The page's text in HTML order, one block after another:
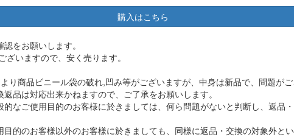
購入はこちら
をお願いします。
いますので、安く売ります。
り商品ビニール袋の破れ,凹み等がございますが、中身は新品で、問題がご
品は対応出来かねますので、ご了承をお願いします。
なご使用目的のお客様に於きましては、何ら問題がないと判断し、返品
的のお客様以外のお客様に於きましても、同様に返品・交換の対象外とい